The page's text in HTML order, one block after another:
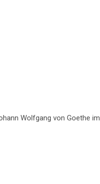
Wolfgang von Goethe im